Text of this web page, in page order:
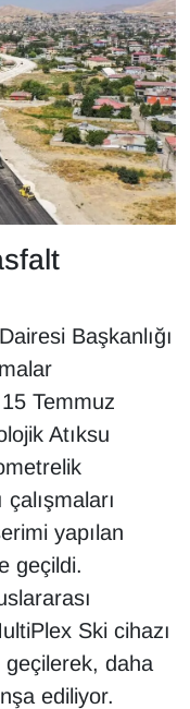
Başkanlığı
Temmuz
Atıksu
yapılan
geçildi.
Ski cihazı
geçilerek, daha
ediliyor.